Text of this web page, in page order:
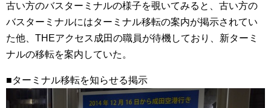
古い方のバスターミナルの様子を覗いてみると、古い方の
バスターミナルにはターミナル移転の案内が掲示されてい
た他、THEアクセス成田の職員が待機しており、新ターミ
ナルの移転を案内していた。
■ターミナル移転を知らせる掲示